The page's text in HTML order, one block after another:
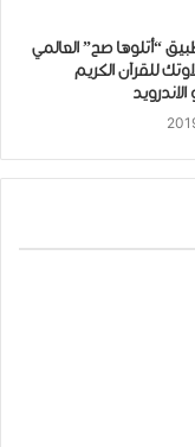
“ﺃﺗﻠﻮﻫﺎ ﺻﺢ” ﺍﻟﻌﺎﻟﻤﻲ
للقرآن ﺍﻟﻜﺮﻳﻢ